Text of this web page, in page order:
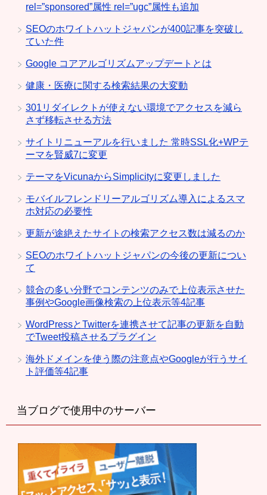
rel=”sponsored”属性 rel=”ugc”属性も追加
SEOのホワイトハットジャパンが400記事を突破し
ていた件
Google コアアルゴリズムアップデートとは
健康・医療に関する検索結果の大変動
301リダイレクトが使えない環境でアクセスを減ら
さず移転させる方法
サイトリニューアルを行いました 常時SSL化+WPテ
ーマを賢威7に変更
テーマをVicunaからSimplicityに変更しました
モバイルフレンドリーアルゴリズム導入によるスマ
ホ対応の必要性
更新が途絶えたサイトの検索アクセス数は減るのか
SEOのホワイトハットジャパンの今後の更新につい
て
競合の多い分野でコンテンツのみで上位表示させた
事例やGoogle画像検索の上位表示等4記事
WordPressとTwitterを連携させて記事の更新を自動
でTweet投稿させるプラグイン
海外ドメインを使う際の注意点やGoogleが行うサイ
ト評価等4記事
当ブログで使用中のサーバー